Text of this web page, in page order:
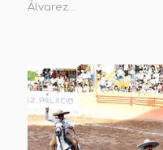
Álvarez…